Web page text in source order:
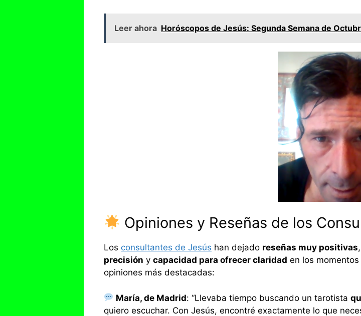
Leer ahora Horóscopos de Jesús: Segunda Semana de
Opiniones y Reseñas de los
Los consultantes de Jesús han dejado reseñas muy positivas
precisión y capacidad para ofrecer claridad en los
opiniones más destacadas:
María, de Madrid: “Llevaba tiempo buscando un tarotista
quiero escuchar. Con Jesús, encontré exactamente lo que